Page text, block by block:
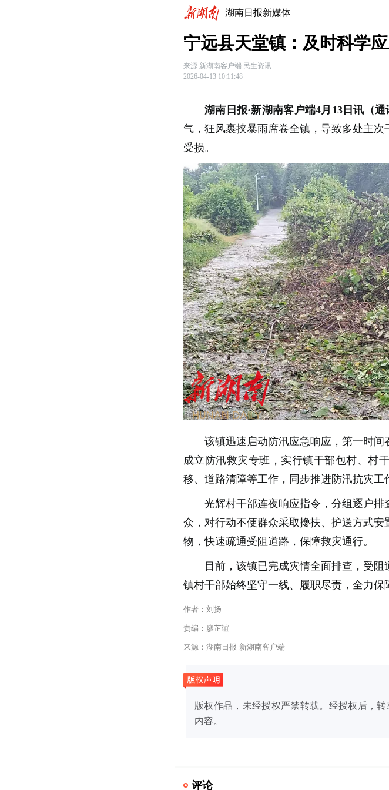
湖南日报新媒体
宁远县天堂镇：及时科学
来源:新湖南客户端.民生资讯
2026-04-13 10:11:48
湖南日报·新湖南客户端4月13日讯（通
气，狂风裹挟暴雨席卷全镇，导致多处主
受损。
该镇迅速启动防汛应急响应，第一时间
成立防汛救灾专班，实行镇干部包村、村
移、道路清障等工作，同步推进防汛抗灾工
光辉村干部连夜响应指令，分组逐户
众，对行动不便群众采取搀扶、护送方式
物，快速疏通受阻道路，保障救灾通行。
目前，该镇已完成灾情全面排查，受阻
镇村干部始终坚守一线、履职尽责，全力保
作者：刘扬
责编：廖芷谊
来源：湖南日报·新湖南客户端
版权作品，未经授权严禁转载。经授权后，
内容。
评论